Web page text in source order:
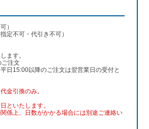
）
定不可・代引き不可）
ます。
注文
日15:00以降のご注文は翌営業日の受付と
金引換のみ。
といたします。
係上、日数がかかる場合には別途ご連絡い